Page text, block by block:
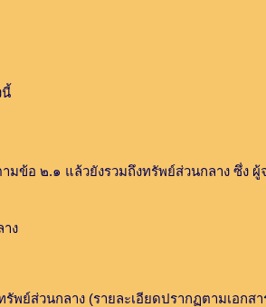
๒.๑ แล้วยังรวมถึงทรัพย์ส่วนกลาง ซึ่ง ผู้
ง
นกลาง (รายละเอียดปรากฏตามเอกส